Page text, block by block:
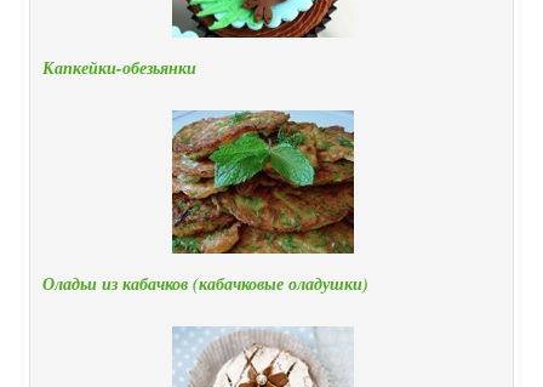
Капкейки-обезьянки
Оладьи из кабачков (кабачковые оладушки)